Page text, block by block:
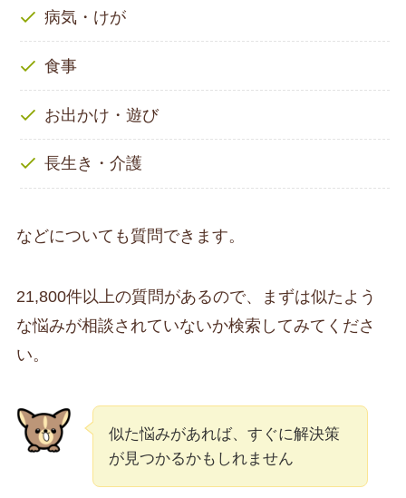
病気・けが
食事
お出かけ・遊び
長生き・介護
などについても質問できます。
21,800件以上の質問があるので、まずは似たよう
な悩みが相談されていないか検索してみてくださ
い。
似た悩みがあれば、すぐに解決策
が見つかるかもしれません